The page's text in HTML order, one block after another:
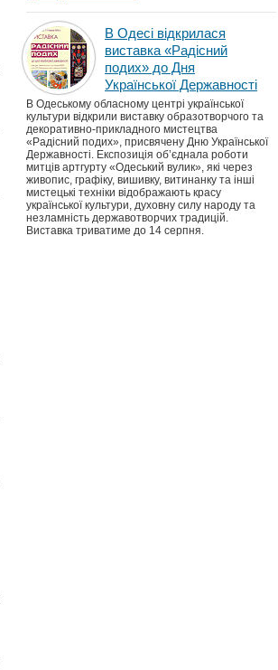
В Одесі відкрилася
виставка «Радісний
подих» до Дня
Української Державності
В Одеському обласному центрі української
культури відкрили виставку образотворчого та
декоративно-прикладного мистецтва
«Радісний подих», присвячену Дню Української
Державності. Експозиція об’єднала роботи
митців артгурту «Одеський вулик», які через
живопис, графіку, вишивку, витинанку та інші
мистецькі техніки відображають красу
української культури, духовну силу народу та
незламність державотворчих традицій.
Виставка триватиме до 14 серпня.